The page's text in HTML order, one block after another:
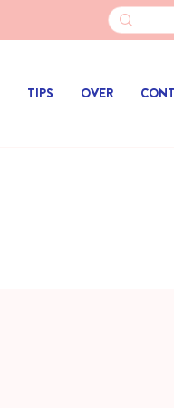
TIPS OVER